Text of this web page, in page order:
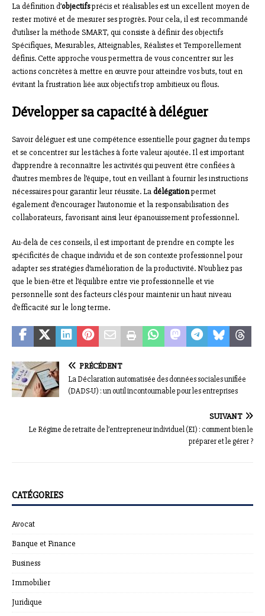
La définition d’objectifsprécis et réalisables est un excellent moyen de
rester motivé et de mesurer ses progrès. Pour cela, il est recommandé
d’utiliser la méthode SMART, qui consiste à définir des objectifs
Spécifiques, Mesurables, Atteignables, Réalistes et Temporellement
définis. Cette approche vous permettra de vous concentrer sur les
actions concrètes à mettre en œuvre pour atteindre vos buts, tout en
évitant la frustration liée aux objectifs trop ambitieux ou flous.
Développer sa capacité à déléguer
Savoir déléguer est une compétence essentielle pour gagner du temps
et se concentrer sur les tâches à forte valeur ajoutée. Il est important
d’apprendre à reconnaître les activités qui peuvent être confiées à
d’autres membres de l’équipe, tout en veillant à fournir les instructions
nécessaires pour garantir leur réussite. Ladélégationpermet
également d’encourager l’autonomie et la responsabilisation des
collaborateurs, favorisant ainsi leur épanouissement professionnel.
Au-delà de ces conseils, il est important de prendre en compte les
spécificités de chaque individu et de son contexte professionnel pour
adapter ses stratégies d’amélioration de la productivité. N’oubliez pas
que le bien-être et l’équilibre entre vie professionnelle et vie
personnelle sont des facteurs clés pour maintenir un haut niveau
d’efficacité sur le long terme.
PRÉCÉDENT
La Déclaration automatisée des données sociales unifiée
(DADS-U) : un outil incontournable pour les entreprises
SUIVANT
Le Régime de retraite de l’entrepreneur individuel (EI) : comment bien le
préparer et le gérer ?
CATÉGORIES
Avocat
Banque et Finance
Business
Immobilier
Juridique